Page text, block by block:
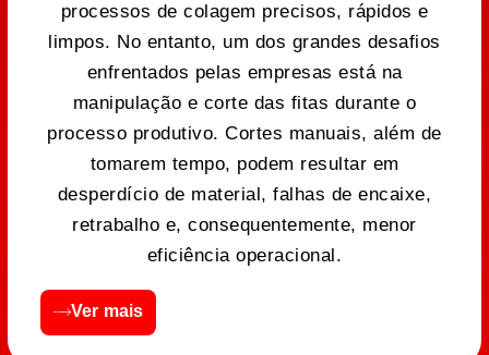
processos de colagem precisos, rápidos e
limpos. No entanto, um dos grandes desafios
enfrentados pelas empresas está na
manipulação e corte das fitas durante o
processo produtivo. Cortes manuais, além de
tomarem tempo, podem resultar em
desperdício de material, falhas de encaixe,
retrabalho e, consequentemente, menor
eficiência operacional.
Ver mais